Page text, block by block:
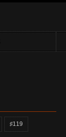
♯119